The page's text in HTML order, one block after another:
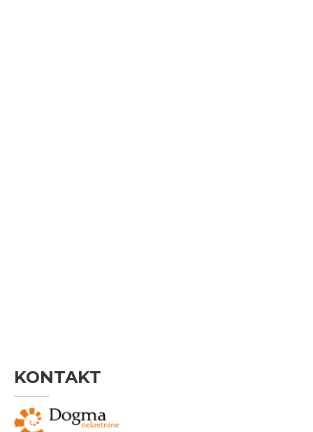
KONTAKT